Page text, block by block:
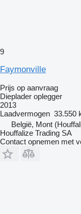
9
Faymonville
Prijs op aanvraag
Dieplader oplegger
2013
Laadvermogen 33.550
België, Mont
Houffalize Trading SA
Contact opnemen met